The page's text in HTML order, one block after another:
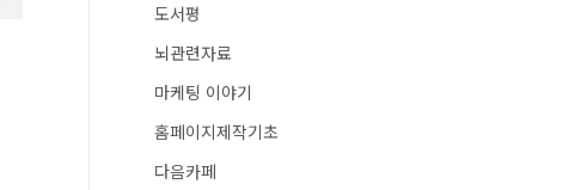
도서평
뇌관련자료
마케팅 이야기
홈페이지제작기초
다음카페